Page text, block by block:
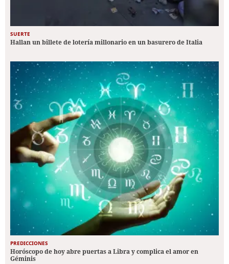
SUERTE
Hallan un billete de lotería millonario en un basurero de Italia
PREDICCIONES
Horóscopo de hoy abre puertas a Libra y complica el amor en
Géminis